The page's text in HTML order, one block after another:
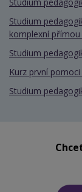
Studium
komplexní
Studium
Kurz první
Studium